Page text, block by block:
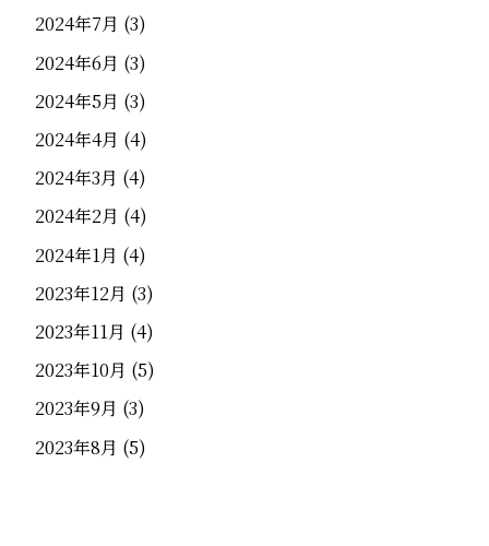
2024年7月 (3)
2024年6月 (3)
2024年5月 (3)
2024年4月 (4)
2024年3月 (4)
2024年2月 (4)
2024年1月 (4)
2023年12月 (3)
2023年11月 (4)
2023年10月 (5)
2023年9月 (3)
2023年8月 (5)